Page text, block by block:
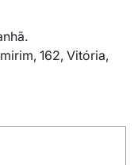
162, Vitória,